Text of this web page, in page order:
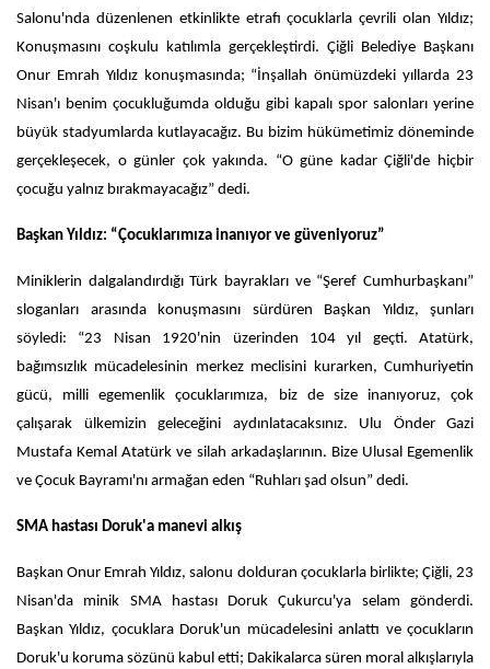
Salonu'nda düzenlenen etkinlikte etrafı çocuklarla çevrili olan Yıldız;
Konuşmasını coşkulu katılımla gerçekleştirdi. Çiğli Belediye Başkanı
Onur Emrah Yıldız konuşmasında; “İnşallah önümüzdeki yıllarda 23
Nisan'ı benim çocukluğumda olduğu gibi kapalı spor salonları yerine
büyük stadyumlarda kutlayacağız. Bu bizim hükümetimiz döneminde
gerçekleşecek, o günler çok yakında. “O güne kadar Çiğli'de hiçbir
çocuğu yalnız bırakmayacağız” dedi.
Başkan Yıldız: “Çocuklarımıza inanıyor ve güveniyoruz”
Miniklerin dalgalandırdığı Türk bayrakları ve “Şeref Cumhurbaşkanı”
sloganları arasında konuşmasını sürdüren Başkan Yıldız, şunları
söyledi: “23 Nisan 1920'nin üzerinden 104 yıl geçti. Atatürk,
bağımsızlık mücadelesinin merkez meclisini kurarken, Cumhuriyetin
gücü, milli egemenlik çocuklarımıza, biz de size inanıyoruz, çok
çalışarak ülkemizin geleceğini aydınlatacaksınız. Ulu Önder Gazi
Mustafa Kemal Atatürk ve silah arkadaşlarının. Bize Ulusal Egemenlik
ve Çocuk Bayramı'nı armağan eden “Ruhları şad olsun” dedi.
SMA hastası Doruk'a manevi alkış
Başkan Onur Emrah Yıldız, salonu dolduran çocuklarla birlikte; Çiğli, 23
Nisan'da minik SMA hastası Doruk Çukurcu'ya selam gönderdi.
Başkan Yıldız, çocuklara Doruk'un mücadelesini anlattı ve çocukların
Doruk'u koruma sözünü kabul etti; Dakikalarca süren moral alkışlarıyla